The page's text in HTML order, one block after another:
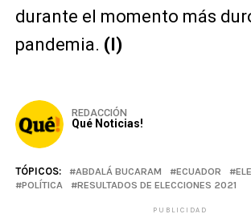
durante el momento más
pandemia. (I)
REDACCIÓN
Qué Noticias!
TÓPICOS: ABDALÁ BUCARAM ECUADOR
POLÍTICA
RESULTADOS DE ELECCIONES 2021
PUBLICIDAD